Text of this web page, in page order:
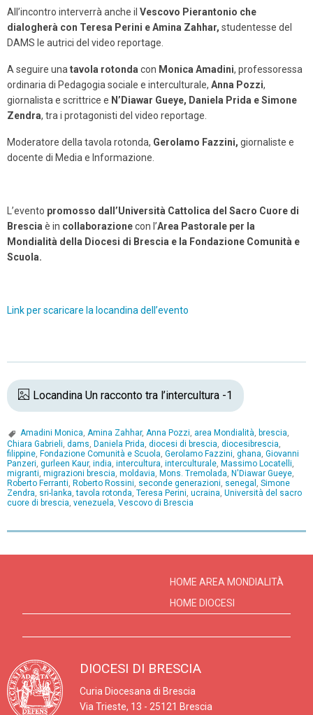
All’incontro interverrà anche il Vescovo Pierantonio che
dialogherà con Teresa Perini e Amina Zahhar, studentesse del
DAMS le autrici del video reportage.
A seguire unatavola rotonda con Monica Amadini, professoressa
ordinaria di Pedagogia sociale e interculturale, Anna Pozzi,
giornalista e scrittrice e N’Diawar Gueye, Daniela Prida e Simone
Zendra, tra i protagonisti del video reportage.
Moderatore della tavola rotonda, Gerolamo Fazzini, giornaliste e
docente di Media e Informazione.
L’evento promosso dall’Università Cattolica del Sacro Cuore di
Brescia è in collaborazionecon l’Area Pastorale per la
Mondialità della Diocesi di Brescia e la Fondazione Comunità e
Scuola.
Link per scaricare la locandina dell’evento
Locandina Un racconto tra l’intercultura -1
Amadini Monica Amina Zahhar, Anna Pozzi area Mondialità brescia
Chiara Gabrieli dams Daniela Prida diocesi di brescia diocesibrescia
filippine Fondazione Comunità e Scuola Gerolamo Fazzini ghana Giovanni
Panzeri gurleen Kaur, india intercultura interculturale Massimo Locatelli
migranti migrazioni brescia moldavia Mons. Tremolada N'Diawar Gueye
Roberto Ferranti Roberto Rossini seconde generazioni senegal
Simone
Zendra sri-lanka ,tavola rotonda Teresa Perini ucraina Università del sacro
cuore di brescia venezuela Vescovo di Brescia
i
g
DIOCESI DI BRESCIA
Curia Diocesana di Brescia
Via Trieste, 13 - 25121 Brescia
HOME AREA MONDIALITÀ
HOME DIOCESI